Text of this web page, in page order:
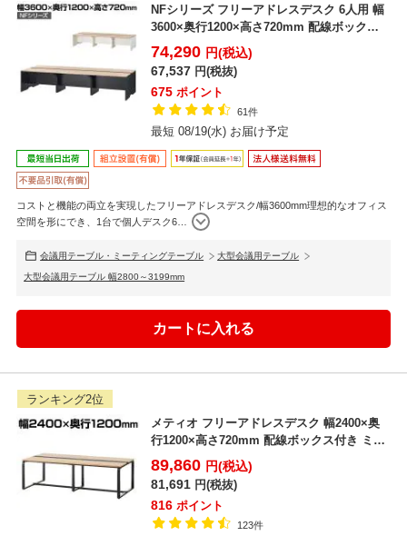
NFシリーズ フリーアドレスデスク 6人用 幅
3600×奥行1200×高さ720mm 配線ボックス
付...
74,290 円(税込)
67,537 円(税抜)
675 ポイント
61件
最短 08/19(水) お届け予定
コストと機能の両立を実現したフリーアドレスデスク/幅3600mm理想的なオフィス
空間を形にでき、1台で個人デスク6…
会議用テーブル・ミーティングテーブル 大型会議用テーブル
大型会議用テーブル 幅2800～3199mm
ランキング2位
メティオ フリーアドレスデスク 幅2400×奥
行1200×高さ720mm 配線ボックス付き ミー
ティ...
89,860 円(税込)
81,691 円(税抜)
816 ポイント
123件